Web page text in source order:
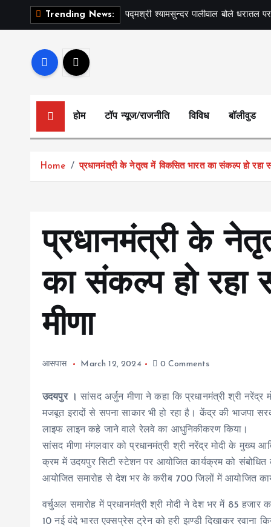
Trending News: पद्मश्री श्यामसुन्दर पालीवाल बोले धरातल
होम टॉप न्यूज/राजनीति विविध बॉलीवुड
Home प्रधानमंत्री के नेतृत्व में विकसित भारत का संकल्प हो रहा
प्रधानमंत्री के
का संकल्प हो रहा
मीणा
आसपास March 12, 2024 0 Comments
उदयपुर ।
सांसद अर्जुन मीणा ने कहा कि प्रधानमंत्री श्री
मजबूत इरादों से सपना साकार भी हो रहा है। केंद्र की भाजपा
लाइफ लाइन कहे जाने वाले रेलवे का आधुनिकीकरण किया।
सांसद मीणा मंगलवार को प्रधानमंत्री श्री नरेंद्र मोदी के मुख्य
क्रम में उदयपुर सिटी स्टेशन पर आयोजित कार्यक्रम को
आयोजित समारोह से देश भर के करीब 700 जिलों में आयोजित
वर्चुअल समारोह में प्रधानमंत्री श्री मोदी ने देश भर में 85
10 नई वंदे भारत एक्सप्रेस ट्रेन को हरी झण्डी दिखाकर रवाना